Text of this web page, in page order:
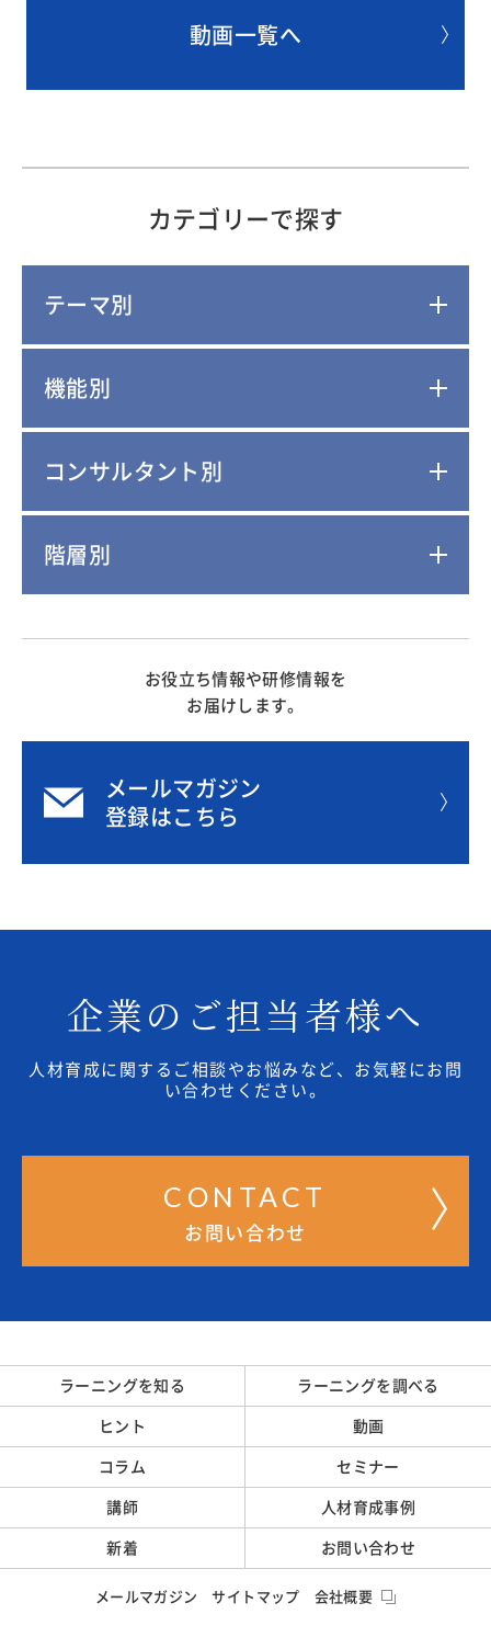
動画一覧へ
カテゴリーで探す
テーマ別
機能別
コンサルタント別
階層別
お役立ち情報や研修情報を
お届けします。
メールマガジン
登録はこちら
企業のご担当者様へ
人材育成に関するご相談やお悩みなど、お気軽にお問
い合わせください。
CONTACT
お問い合わせ
ラーニングを知る ラーニングを調べる
ヒント 動画
コラム セミナー
講師 人材育成事例
新着 お問い合わせ
メールマガジン サイトマップ 会社概要